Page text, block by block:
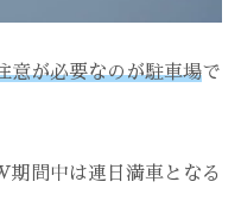
意が必要なのが駐車場で
期間中は連日満車となる